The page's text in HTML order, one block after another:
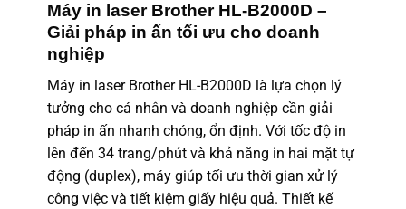
Máy in laser Brother HL-B2000D –
Giải pháp in ấn tối ưu cho doanh
nghiệp
Máy in laser Brother HL-B2000D là lựa chọn lý
tưởng cho cá nhân và doanh nghiệp cần giải
pháp in ấn nhanh chóng, ổn định. Với tốc độ in
lên đến 34 trang/phút và khả năng in hai mặt tự
động (duplex), máy giúp tối ưu thời gian xử lý
công việc và tiết kiệm giấy hiệu quả. Thiết kế